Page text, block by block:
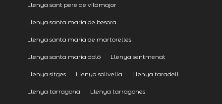
Llenya sant pere de vilamajor
Llenya santa maria de besora
Llenya santa maria de martorelles
Llenya santa maria doló Llenya sentmenat
Llenya sitges Llenya solivella Llenya taradell
Llenya tarragona Llenya tarragones